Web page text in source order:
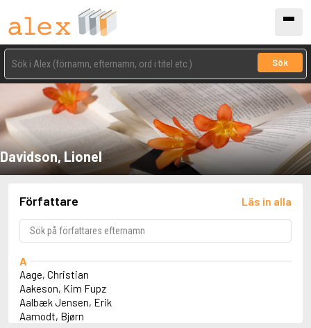
Sök
Davidson, Lionel
Författare Läs in alla
A
Aage, Christian
Aakeson, Kim Fupz
Aalbæk Jensen, Erik
Aamodt, Bjørn